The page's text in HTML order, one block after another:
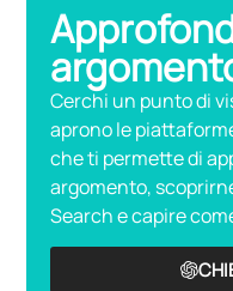
Cerchi un punto di
aprono le
che ti permette di
argomento,
Search e capire